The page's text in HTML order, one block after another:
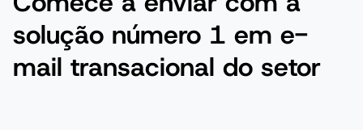
solução número 1 em e-
mail transacional do setor